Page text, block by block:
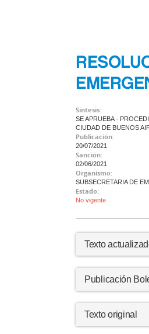
Síntesis:
SE APRUEBA -
CIUDAD DE BUENOS
Publicación:
20/07/2021
Sanción:
02/06/2021
Organismo:
SUBSECRETARIA DE
Estado:
No vigente
Texto
Publicación
Texto original